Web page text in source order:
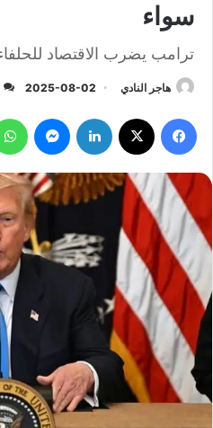
سواء
ترامب يضرب الاقتصاد
هاجر النادي 2025-08-02